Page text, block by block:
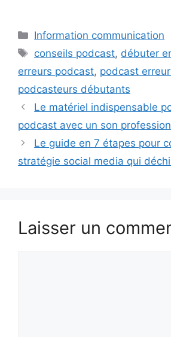
Catégories
Information communication
Étiquettes
conseils podcast, débuter
erreurs podcast, podcast
podcasteurs débutants
Le matériel indispensable
podcast avec un son
Le guide en 7 étapes pour
stratégie social media qui
Laisser un